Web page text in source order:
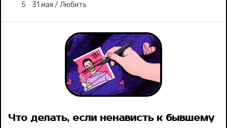
5 31 мая / Любить
Что делать, если ненависть к бывшему